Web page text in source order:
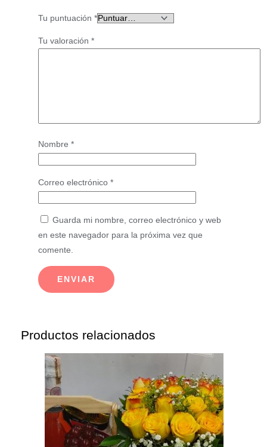
Tu puntuación *
Tu valoración *
Nombre *
Correo electrónico *
Guarda mi nombre, correo electrónico y web
en este navegador para la próxima vez que
comente.
Productos relacionados